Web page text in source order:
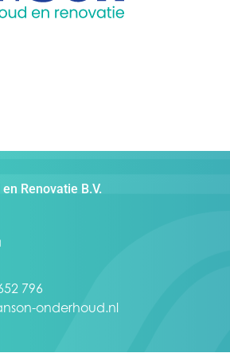
Renovatie B.V.
796
onderhoud.nl